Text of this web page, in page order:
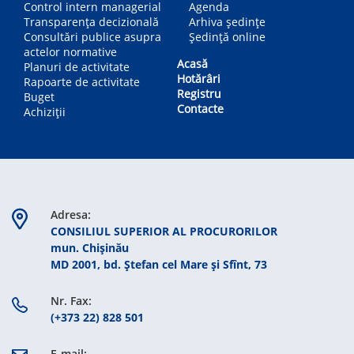
Control intern managerial
Transparența decizională
Consultări publice asupra
actelor normative
Planuri de activitate
Rapoarte de activitate
Buget
Achiziții
Agenda
Arhiva ședințe
Ședință online
Acasă
Hotărâri
Registru
Contacte
Adresa:
CONSILIUL SUPERIOR AL PROCURORILOR
mun. Chişinău
MD 2001, bd. Ștefan cel Mare şi Sfînt, 73
Nr. Fax:
(+373 22) 828 501